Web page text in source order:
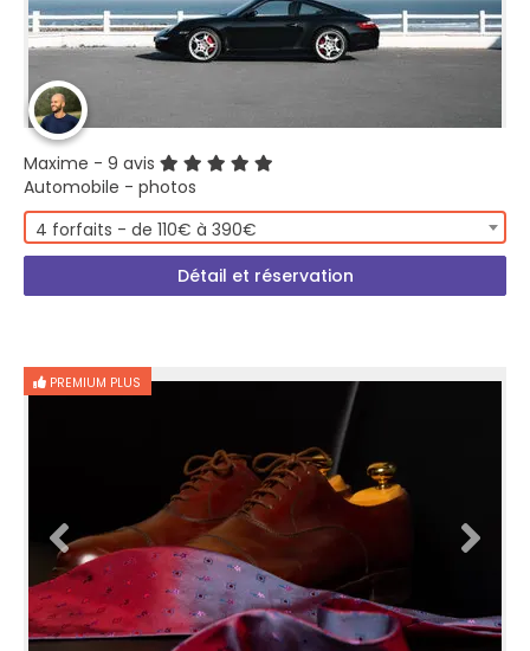
Maxime - 9 avis
Automobile - photos
4 forfaits - de 110€ à 390€
Détail et réservation
PREMIUM PLUS